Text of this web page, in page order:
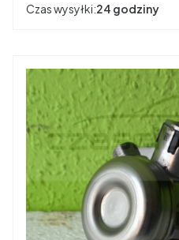
Czas wysyłki:24 godziny